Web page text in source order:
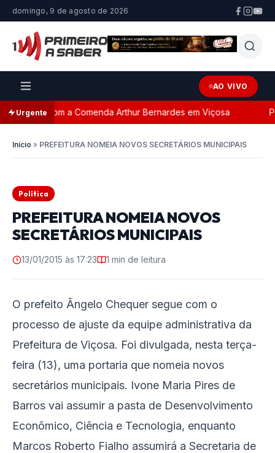
domingo, 9 de agosto de 2026
AO VIVO
Urgentecom a Comenda Arthur Bernardes em Viçosa
Início » PREFEITURA NOMEIA NOVOS SECRETÁRIOS MUNICIPAIS
Política
PREFEITURA NOMEIA NOVOS
SECRETÁRIOS MUNICIPAIS
13/01/2015 às 17:23 1 min de leitura
O prefeito Ângelo Chequer segue com o
processo de ajuste da equipe administrativa da
Prefeitura de Viçosa. Foi divulgada, nesta terça-
feira (13), uma portaria que nomeia novos
secretários municipais. Ivone Maria Pires de
Barros vai assumir a pasta de Desenvolvimento
Econômico, Ciência e Tecnologia, enquanto
Marcos Roberto Fialho assumirá a Secretaria de